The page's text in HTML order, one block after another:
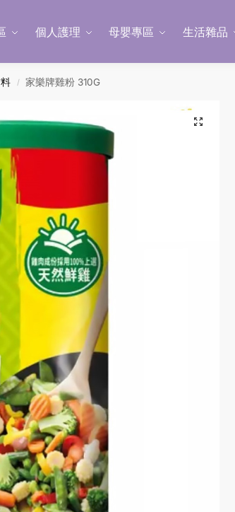
個人護理 母嬰專區 生活雜品
/ 家樂牌雞粉 310G